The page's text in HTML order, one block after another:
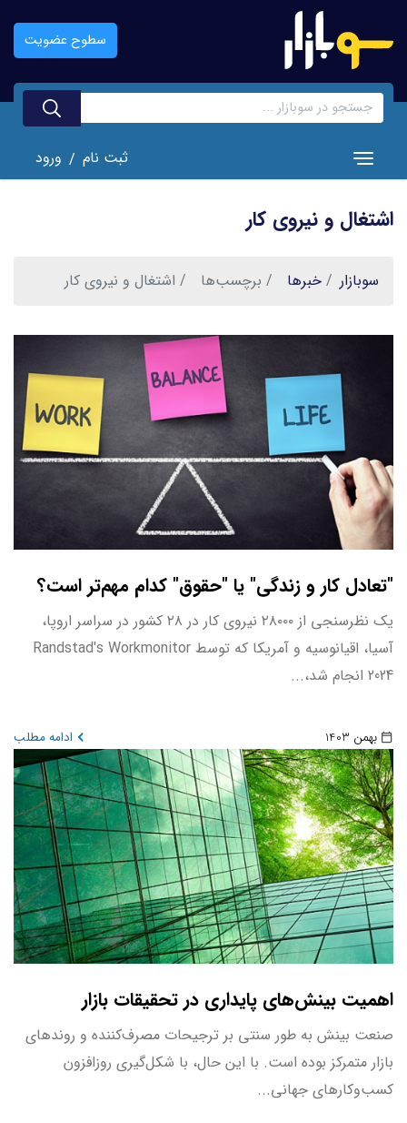
اصلی
سطوح عضویت
Toggle navigation ثبت نام / ورود
اشتغال و نیروی کار
سوبازار خبر‌ها برچسب‌ها اشتغال و نیروی کار
"تعادل کار و زندگی" یا "حقوق" کدام مهم‌تر است؟
یک نظرسنجی از ۲۸۰۰۰ نیروی کار در ۲۸ کشور در سراسر اروپا،
آسیا، اقیانوسیه و آمریکا که توسط Randstad's Workmonitor
2024 انجام شد،...
بهمن 1403 ادامه مطلب
اهمیت بینش‌های پایداری در تحقیقات بازار
صنعت بینش به طور سنتی بر ترجیحات مصرف‌کننده و روندهای
بازار متمرکز بوده است. با این حال، با شکل‌گیری روزافزون
کسب‌وکارهای جهانی...